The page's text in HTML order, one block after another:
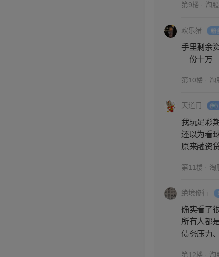
第9楼 · 淘
欢乐猪
手里剩余
一份十万
第10楼 · 淘
天道门
我玩足彩
还以为看
原来融资
第11楼 · 淘
绝境修行
确实看了
所有人都
债务压力
第12楼 · 淘